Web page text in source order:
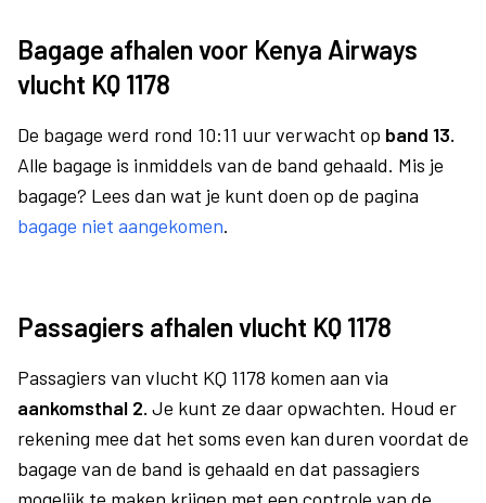
Bagage afhalen voor Kenya Airways
vlucht KQ 1178
De bagage werd rond 10:11 uur verwacht op band 13.
Alle bagage is inmiddels van de band gehaald. Mis je
bagage? Lees dan wat je kunt doen op de pagina
bagage niet aangekomen.
Passagiers afhalen vlucht KQ 1178
Passagiers van vlucht KQ 1178 komen aan via
aankomsthal 2. Je kunt ze daar opwachten. Houd er
rekening mee dat het soms even kan duren voordat de
bagage van de band is gehaald en dat passagiers